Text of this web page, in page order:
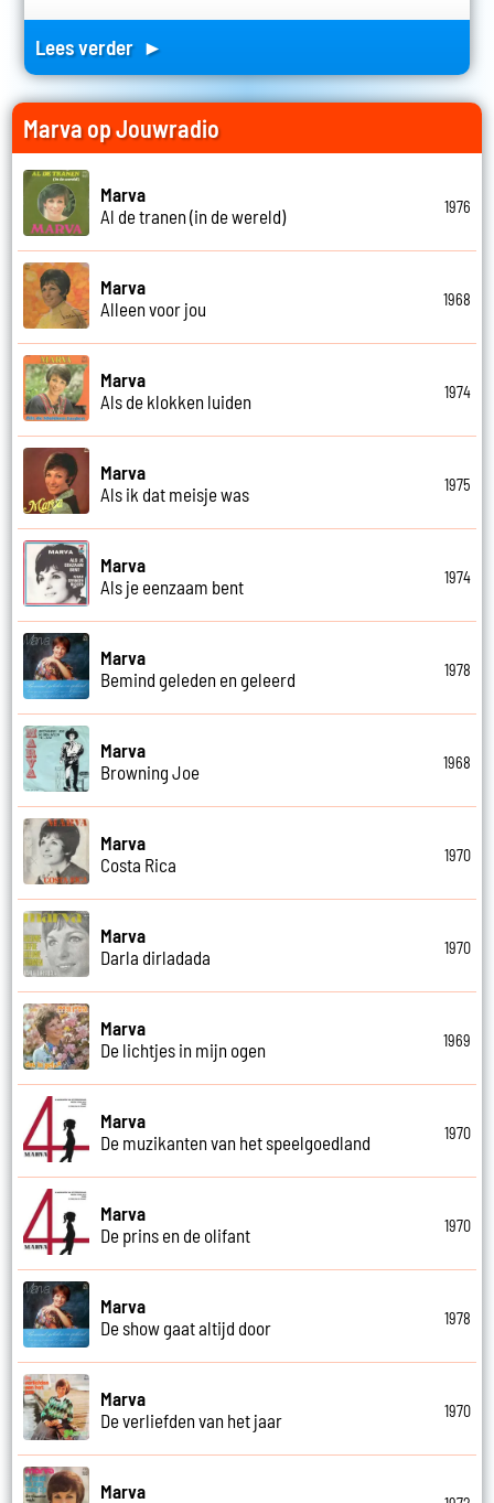
Lees verder ►
Marva op Jouwradio
Marva
Al de tranen (in de wereld)
1976
Marva
Alleen voor jou
1968
Marva
Als de klokken luiden
1974
Marva
Als ik dat meisje was
1975
Marva
Als je eenzaam bent
1974
Marva
Bemind geleden en geleerd
1978
Marva
Browning Joe
1968
Marva
Costa Rica
1970
Marva
Darla dirladada
1970
Marva
De lichtjes in mijn ogen
1969
Marva
De muzikanten van het speelgoedland
1970
Marva
De prins en de olifant
1970
Marva
De show gaat altijd door
1978
Marva
De verliefden van het jaar
1970
Marva